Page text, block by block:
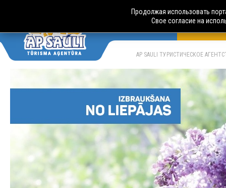
AP SAULI ТУРИСТИЧЕСКОЕ
Продолжая использовать
Свое согласие на